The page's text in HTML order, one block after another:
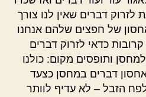
דברים שאין לנו צורך
של חפצים שלהם אנחנו
כדאי לזרוק דברים
ותופסים מקום: כולנו
דברים במחסן כצעד
הזבל – לא עדיף לוותר